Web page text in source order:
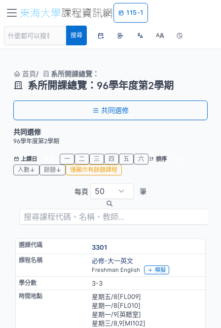
115-1
搜尋 AA
首頁 系所開課總覽：
系所開課總覽：96學年度第2學期
共同選修
共同選修
96學年度第2學期
上課日 一 二 三 四 五 六 排序
人數↓
餘額↓ 僅顯示有餘額課程
每頁 筆
3301
必修-大一英文
Freshman English 模擬
3-3
星期五/8[FL009]
星期一/8[FL010]
星期一/9[英聽室]
星期三/8,9[MⅠ102]